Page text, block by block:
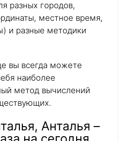
разных городов,
местное время,
и разные методики
вы всегда можете
наиболее
метод вычислений
Анталья –